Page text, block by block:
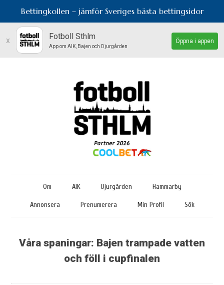
Bettingkollen – jämför Sveriges bästa bettingsidor
x Fotboll Sthlm
App om AIK, Bajen och Djurgården
Öppna i appen
Om AIK Djurgården Hammarby
Annonsera Prenumerera Min Profil Sök
Våra spaningar: Bajen trampade vatten
och föll i cupfinalen